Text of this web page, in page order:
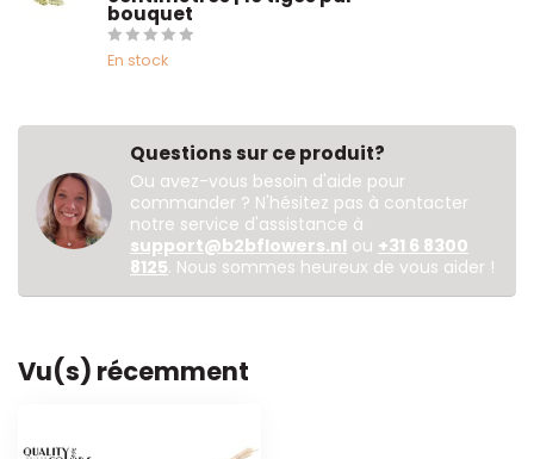
bouquet
En stock
Questions sur ce produit?
Ou avez-vous besoin d'aide pour
commander ? N'hésitez pas à contacter
notre service d'assistance à
support@b2bflowers.nl ou +31 6 8300
8125. Nous sommes heureux de vous aider !
Vu(s) récemment